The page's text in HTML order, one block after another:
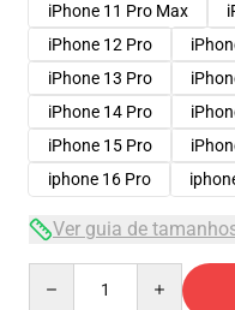
iPhone 11 Pro Max
iPhone 12 Pro
iPhone 13 Pro
iPhone 14 Pro
iPhone 15 Pro
iphone 16 Pro
Ver guia de